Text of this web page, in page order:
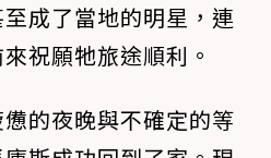
成了當地的明星，連
祝願牠旅途順利。
的夜晚與不確定的等